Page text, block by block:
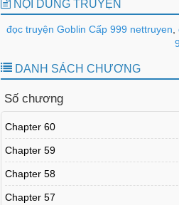
NỘI DUNG TRUYỆN
đọc truyện Goblin Cấp 999 nettruyen
DANH SÁCH CHƯƠNG
Số chương
Chapter 60
Chapter 59
Chapter 58
Chapter 57